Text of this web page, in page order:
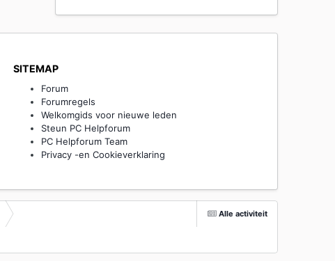
SITEMAP
Forum
Forumregels
Welkomgids voor nieuwe leden
Steun PC Helpforum
PC Helpforum Team
Privacy -en Cookieverklaring
Alle activiteit